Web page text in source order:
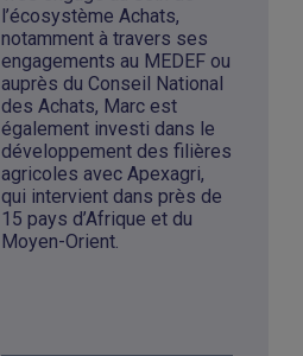
l’écosystème Achats,
notamment à travers ses
engagements au MEDEF ou
auprès du Conseil National
des Achats, Marc est
également investi dans le
développement des filières
agricoles avec Apexagri,
qui intervient dans près de
15 pays d’Afrique et du
Moyen-Orient.